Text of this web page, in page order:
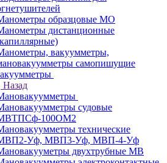
образцовые МО
дистанционные
вакуумметры,
самопишущие
Назад
судовые
100ОМ2
технические
Уф, МВП3-Уф, МВП-4-Уф
двухтрубные МВ